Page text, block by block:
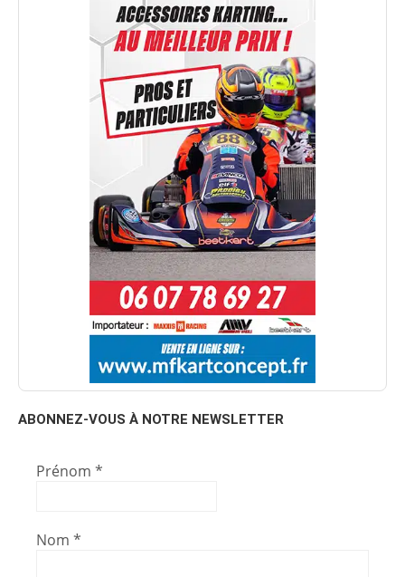
ABONNEZ-VOUS À NOTRE NEWSLETTER
Prénom *
Nom *